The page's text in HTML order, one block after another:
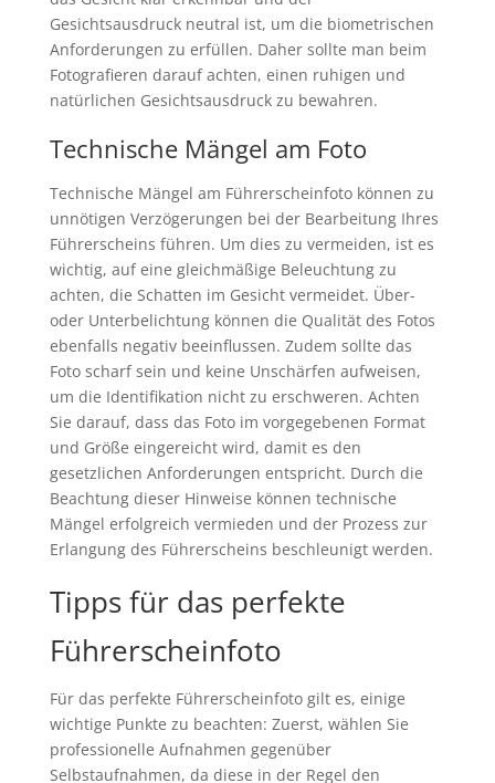
Gesichtsausdruck neutral ist, um die biometrischen
Anforderungen zu erfüllen. Daher sollte man beim
Fotografieren darauf achten, einen ruhigen und
natürlichen Gesichtsausdruck zu bewahren.
Technische Mängel am Foto
Technische Mängel am Führerscheinfoto können zu
unnötigen Verzögerungen bei der Bearbeitung Ihres
Führerscheins führen. Um dies zu vermeiden, ist es
wichtig, auf eine gleichmäßige Beleuchtung zu
achten, die Schatten im Gesicht vermeidet. Über-
oder Unterbelichtung können die Qualität des Fotos
ebenfalls negativ beeinflussen. Zudem sollte das
Foto scharf sein und keine Unschärfen aufweisen,
um die Identifikation nicht zu erschweren. Achten
Sie darauf, dass das Foto im vorgegebenen Format
und Größe eingereicht wird, damit es den
gesetzlichen Anforderungen entspricht. Durch die
Beachtung dieser Hinweise können technische
Mängel erfolgreich vermieden und der Prozess zur
Erlangung des Führerscheins beschleunigt werden.
Tipps für das perfekte
Führerscheinfoto
Für das perfekte Führerscheinfoto gilt es, einige
wichtige Punkte zu beachten: Zuerst, wählen Sie
professionelle Aufnahmen gegenüber
Selbstaufnahmen, da diese in der Regel den